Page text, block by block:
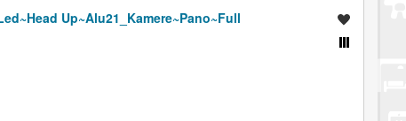
Up~Alu21_Kamere~Pano~Full